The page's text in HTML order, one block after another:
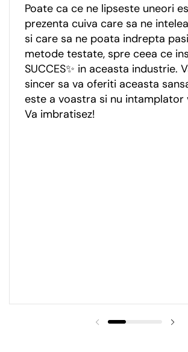
Poate ca ce ne lipseste uneori
prezenta cuiva care sa ne
si care sa ne poata indrepta
metode testate, spre ceea ce
SUCCES✨ in aceasta industrie.
sincer sa va oferiti aceasta
este a voastra si nu intamplator
Va imbratisez!